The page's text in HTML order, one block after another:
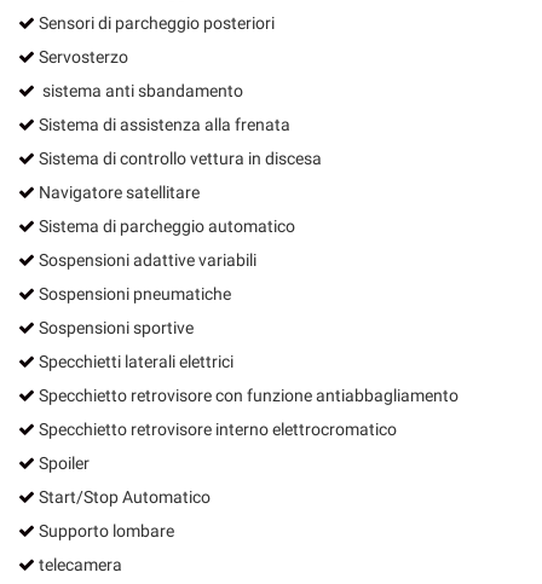
Sensori di parcheggio posteriori
Servosterzo
sistema anti sbandamento
Sistema di assistenza alla frenata
Sistema di controllo vettura in discesa
Navigatore satellitare
Sistema di parcheggio automatico
Sospensioni adattive variabili
Sospensioni pneumatiche
Sospensioni sportive
Specchietti laterali elettrici
Specchietto retrovisore con funzione antiabbagliamento
Specchietto retrovisore interno elettrocromatico
Spoiler
Start/Stop Automatico
Supporto lombare
telecamera